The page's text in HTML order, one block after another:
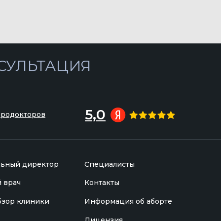
5,0
Специалисты
клиники Информация об аборте
Контакты
директор
врач